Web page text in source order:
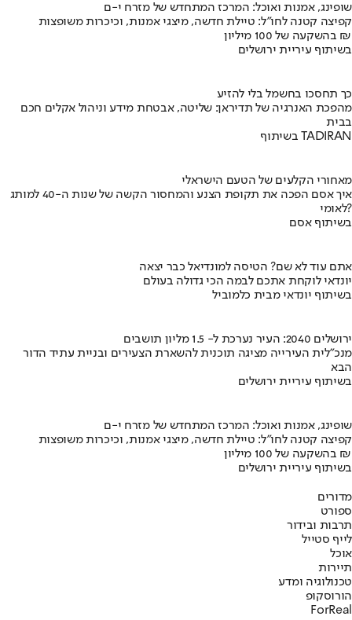
שופינג, אמנות ואוכל: המרכז המתחדש של מזרח י-ם
קפיצה קטנה לחו"ל: טיילת חדשה, מיצגי אמנות, וכיכרות משופצות
בהשקעה של 100 מיליון ₪
בשיתוף עיריית ירושלים
כך תחסכו בחשמל בלי להזיע
מהפכת האנרגיה של תדיראן: שליטה, אבטחת מידע וניהול אקלים חכם
בבית
בשיתוף TADIRAN
מאחורי הקלעים של הטעם הישראלי
איך אסם הפכה את תקופת הצנע והמחסור הקשה של שנות ה-40 למותג
לאומי?
בשיתוף אסם
אתם עוד לא שם? הטיסה למונדיאל כבר יצאה
יונדאי לוקחת אתכם לבמה הכי גדולה בעולם
בשיתוף יונדאי מבית כלמוביל
ירושלים 2040: העיר נערכת ל- 1.5 מליון תושבים
מנכ"לית העירייה מציגה תוכנית להשארת הצעירים ובניית עתיד הדור
הבא
בשיתוף עיריית ירושלים
שופינג, אמנות ואוכל: המרכז המתחדש של מזרח י-ם
קפיצה קטנה לחו"ל: טיילת חדשה, מיצגי אמנות, וכיכרות משופצות
בהשקעה של 100 מיליון ₪
בשיתוף עיריית ירושלים
מדורים
ספורט
תרבות ובידור
לייף סטייל
אוכל
תיירות
טכנולוגיה ומדע
הורוסקופ
ForReal